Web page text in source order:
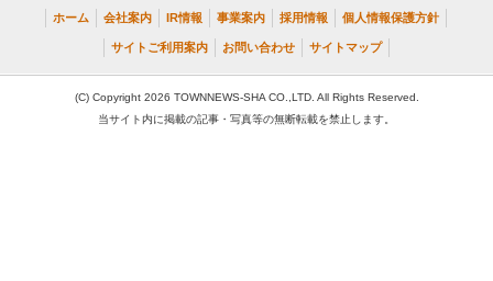
ホーム 会社案内 IR情報 事業案内 採用情報 個人情報保護方針
サイトご利用案内 お問い合わせ サイトマップ
(C) Copyright 2026 TOWNNEWS-SHA CO.,LTD. All Rights Reserved.
当サイト内に掲載の記事・写真等の無断転載を禁止します。